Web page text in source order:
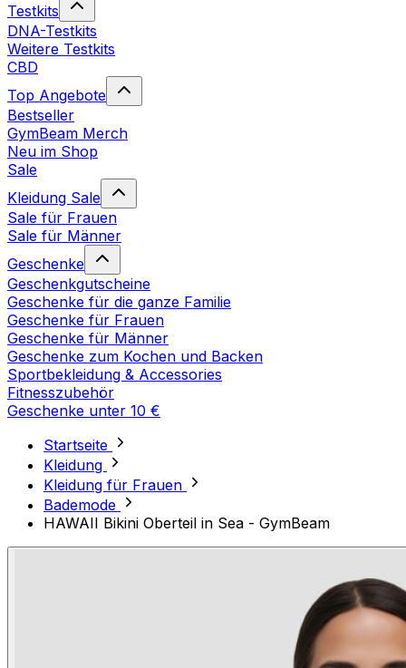
Testkits
DNA-Testkits
Weitere Testkits
CBD
Top Angebote
Bestseller
GymBeam Merch
Neu im Shop
Sale
Kleidung Sale
Sale für Frauen
Sale für Männer
Geschenke
Geschenkgutscheine
Geschenke für die ganze Familie
Geschenke für Frauen
Geschenke für Männer
Geschenke zum Kochen und Backen
Sportbekleidung & Accessories
Fitnesszubehör
Geschenke unter 10 €
Startseite
Kleidung
Kleidung für Frauen
Bademode
HAWAII Bikini Oberteil in Sea - GymBeam